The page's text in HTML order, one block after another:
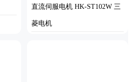
直流伺服电机 HK-ST102W 三
菱电机